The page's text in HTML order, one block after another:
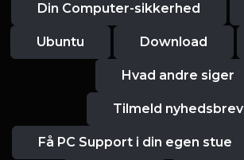
Din Computer-sikkerhed
Ubuntu Download
Hvad andre siger
Tilmeld nyhedsbrev
Få PC Support i din egen stue